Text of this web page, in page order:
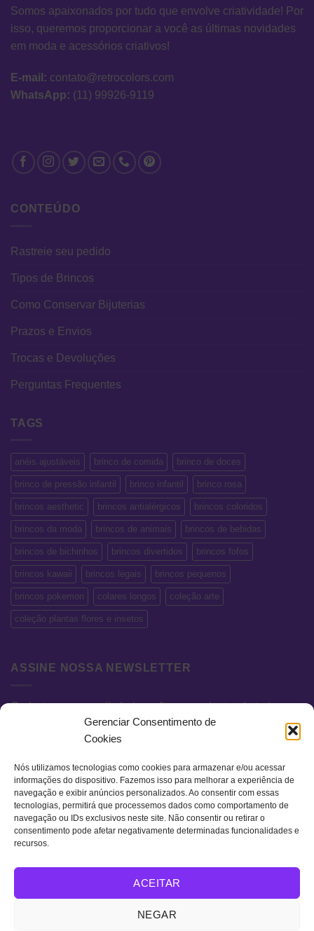
Gerenciar Consentimento de
Cookies
Nós utilizamos tecnologias como cookies para armazenar e/ou acessar
informações do dispositivo. Fazemos isso para melhorar a experiência de
navegação e exibir anúncios personalizados. Ao consentir com essas
tecnologias, permitirá que processemos dados como comportamento de
navegação ou IDs exclusivos neste site. Não consentir ou retirar o
consentimento pode afetar negativamente determinadas funcionalidades e
recursos.
ACEITAR
NEGAR
Somos apaixonados por tudo que envolve criatividade! Por
isso, queremos proporcionar a você as últimas novidades
em moda e acessórios criativos!
E-mail: contato@retrocolors.com
WhatsApp: (11) 99926-9119
CONTEÚDO
Rastreie seu pedido
Tipos de Brincos
Como Conservar Bijuterias
Prazos e Envios
Trocas e Devoluções
Perguntas Frequentes
TAGS
anéis ajustáveis brinco de comida brinco de doces
brinco de pressão infantil brinco infantil brinco rosa
brincos aesthetic brincos antialérgicos brincos coloridos
brincos da moda brincos de animais brincos de bebidas
brincos de bichinhos brincos divertidos brincos fofos
brincos kawaii brincos legais brincos pequenos
brincos pokemon colares longos coleção arte
coleção plantas flores e insetos
ASSINE NOSSA NEWSLETTER
Cadastre seu e-mail abaixo e fique por dentro de todas as
novidades e promoções exclusivas.
Visa MasterCard
FAQ
CONTATO